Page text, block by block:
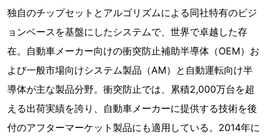
独自のチップセットとアルゴリズムによる同社特有のビジ
ョンベースを基盤にしたシステムで、世界で卓越した存
在。自動車メーカー向けの衝突防止補助半導体（OEM）お
よび一般市場向けシステム製品（AM）と自動運転向け半
導体が主な製品分野。衝突防止では、累積2,000万台を超
える出荷実績を誇り、自動車メーカーに提供する技術を後
付のアフターマーケット製品にも適用している。2014年に